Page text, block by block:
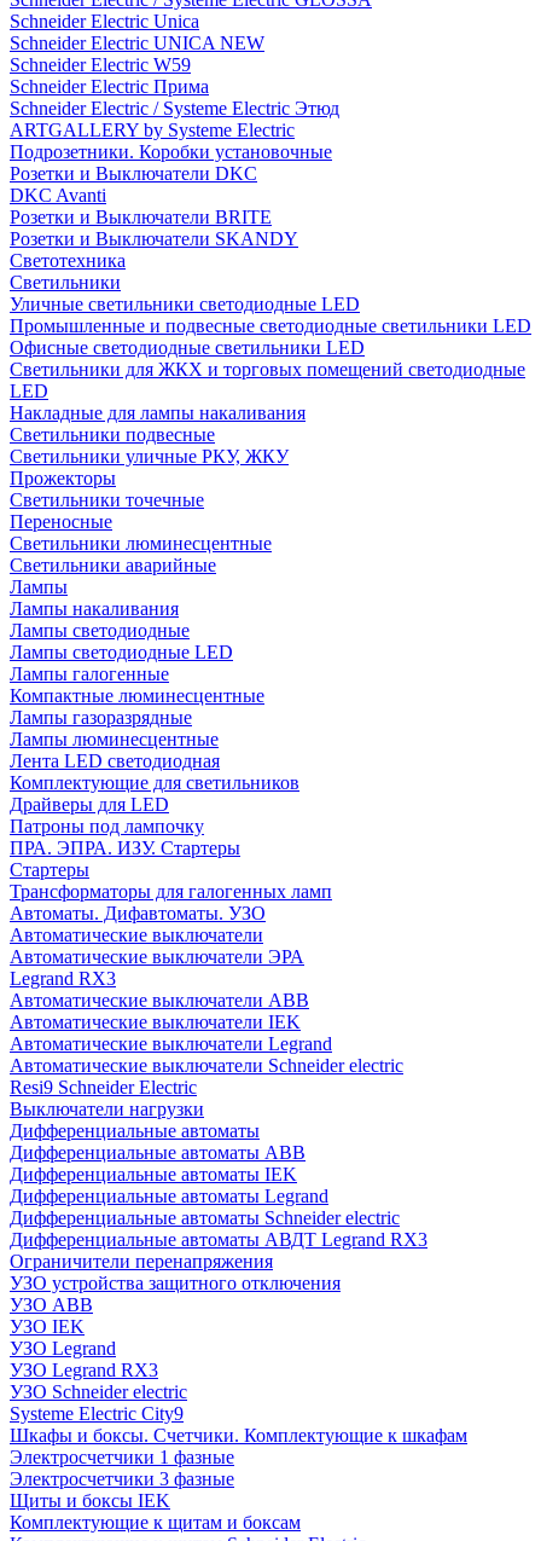
Schneider Electric Unica
Schneider Electric UNICA NEW
Schneider Electric W59
Schneider Electric Прима
Schneider Electric / Systeme Electric Этюд
ARTGALLERY by Systeme Electric
Подрозетники. Коробки установочные
Розетки и Выключатели DKC
DKC Avanti
Розетки и Выключатели BRITE
Розетки и Выключатели SKANDY
Светотехника
Светильники
Уличные светильники светодиодные LED
Промышленные и подвесные светодиодные светильники LED
Офисные светодиодные светильники LED
Светильники для ЖКХ и торговых помещений светодиодные
LED
Накладные для лампы накаливания
Светильники подвесные
Светильники уличные РКУ, ЖКУ
Прожекторы
Cветильники точечные
Переносные
Светильники люминесцентные
Светильники аварийные
Лампы
Лампы накаливания
Лампы светодиодные
Лампы светодиодные LED
Лампы галогенные
Компактные люминесцентные
Лампы газоразрядные
Лампы люминесцентные
Лента LED светодиодная
Комплектующие для светильников
Драйверы для LED
Патроны под лампочку
ПРА. ЭПРА. ИЗУ. Стартеры
Стартеры
Трансформаторы для галогенных ламп
Автоматы. Дифавтоматы. УЗО
Автоматические выключатели
Автоматические выключатели ЭРА
Legrand RX3
Автоматические выключатели ABB
Автоматические выключатели IEK
Автоматические выключатели Legrand
Автоматические выключатели Schneider electric
Resi9 Schneider Electric
Выключатели нагрузки
Дифференциальные автоматы
Дифференциальные автоматы ABB
Дифференциальные автоматы IEK
Дифференциальные автоматы Legrand
Дифференциальные автоматы Schneider electric
Дифференциальные автоматы АВДТ Legrand RX3
Ограничители перенапряжения
УЗО устройства защитного отключения
УЗО ABB
УЗО IEK
УЗО Legrand
УЗО Legrand RX3
УЗО Schneider electric
Systeme Electric City9
Шкафы и боксы. Счетчики. Комплектующие к шкафам
Электросчетчики 1 фазные
Электросчетчики 3 фазные
Щиты и боксы IEK
Комплектующие к щитам и боксам